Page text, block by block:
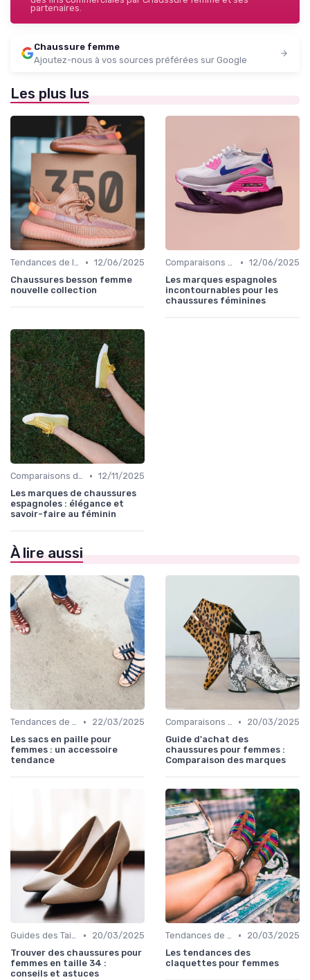
partenaires.
Chaussure femme
Ajoutez-nous à vos sources préférées sur Google
Les plus lus
Tendances de la Mode • 12/06/2025
Chaussures besson femme
nouvelle collection
Comparaisons de Marques • 12/06/2025
Les marques espagnoles
incontournables pour les
chaussures féminines
Comparaisons de Marques • 12/11/2025
Les marques de chaussures
espagnoles : élégance et
savoir-faire au féminin
À lire aussi
Tendances de la Mode •
22/03/2025
Les sacs en paille pour
femmes : un accessoire
tendance
Comparaisons de Marques •
20/03/2025
Guide d'achat des
chaussures pour femmes :
Comparaison des marques
Guides des Tailles •
20/03/2025
Trouver des chaussures pour
femmes en taille 34 :
conseils et astuces
Tendances de la Mode •
20/03/2025
Les tendances des
claquettes pour femmes